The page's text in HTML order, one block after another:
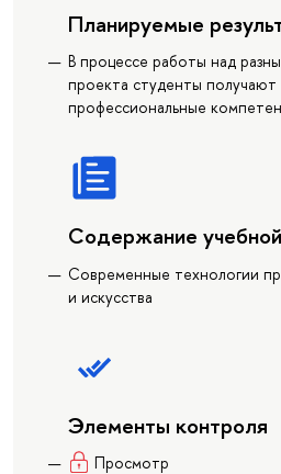
Планируемые
В процессе работы над
проекта студенты получают
профессиональные
Содержание
Современные технологии
и искусства
Элементы контроля
Просмотр